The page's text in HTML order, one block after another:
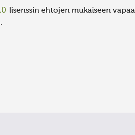
lisenssin ehtojen mukaiseen